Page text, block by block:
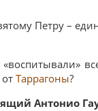
Петру –
Таррагоны?
Антонио